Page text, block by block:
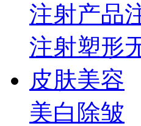
注射产品
注射塑形
皮肤美容
美白 除皱